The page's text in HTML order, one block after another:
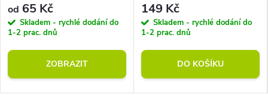
od 65 Kč
Skladem - rychlé dodání do
1-2 prac. dnů
ZOBRAZIT
149 Kč
Skladem - rychlé dodání do
1-2 prac. dnů
DO KOŠÍKU